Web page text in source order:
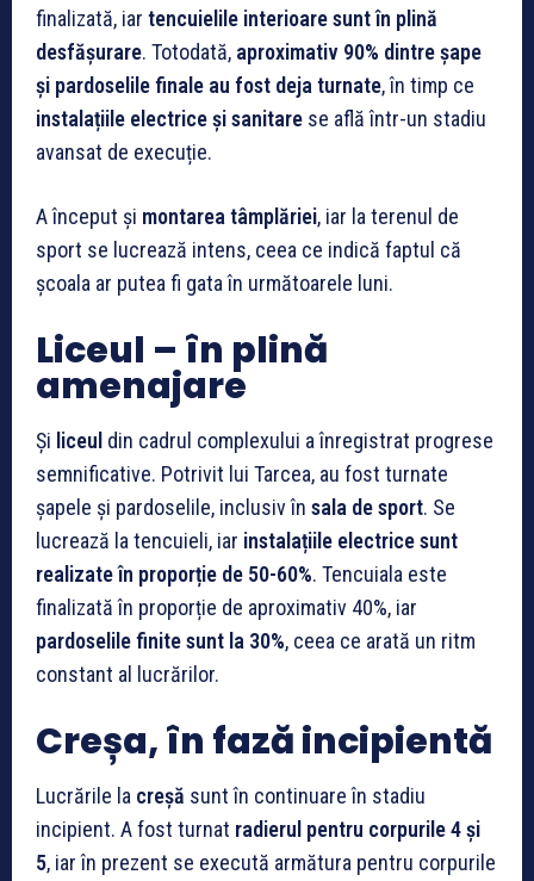
finalizată, iar tencuielile interioare sunt în plină
desfășurare. Totodată, aproximativ 90% dintre șape
și pardoselile finale au fost deja turnate, în timp ce
instalațiile electrice și sanitare se află într-un stadiu
avansat de execuție.
A început și montarea tâmplăriei, iar la terenul de
sport se lucrează intens, ceea ce indică faptul că
școala ar putea fi gata în următoarele luni.
Liceul – în plină
amenajare
Și liceul din cadrul complexului a înregistrat progrese
semnificative. Potrivit lui Tarcea, au fost turnate
șapele și pardoselile, inclusiv în sala de sport. Se
lucrează la tencuieli, iar instalațiile electrice sunt
realizate în proporție de 50-60%. Tencuiala este
finalizată în proporție de aproximativ 40%, iar
pardoselile finite sunt la 30%, ceea ce arată un ritm
constant al lucrărilor.
Creșa, în fază incipientă
Lucrările la creșă sunt în continuare în stadiu
incipient. A fost turnat radierul pentru corpurile 4 și
5, iar în prezent se execută armătura pentru corpurile